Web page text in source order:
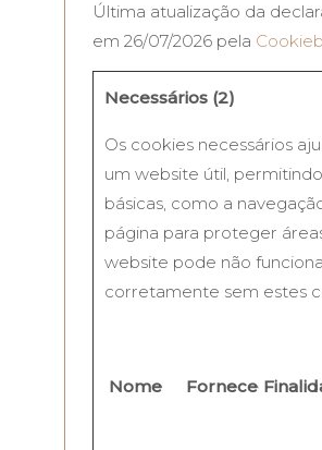
Última atualização da
em 26/07/2026 pela
Necessários (2)
Os cookies necessários
um website útil,
básicas, como a
página para proteger
website pode não
corretamente sem estes
Nome Fornecedor